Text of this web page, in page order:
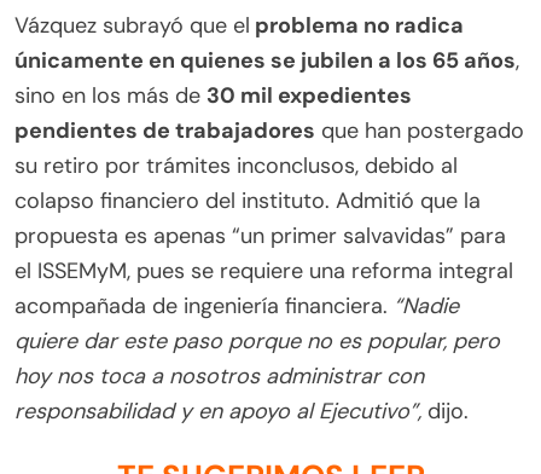
Vázquez subrayó que el problema no radica
únicamente en quienes se jubilen a los 65 años,
sino en los más de 30 mil expedientes
pendientes de trabajadores que han postergado
su retiro por trámites inconclusos, debido al
colapso financiero del instituto. Admitió que la
propuesta es apenas “un primer salvavidas” para
el ISSEMyM, pues se requiere una reforma integral
acompañada de ingeniería financiera. “Nadie
quiere dar este paso porque no es popular, pero
hoy nos toca a nosotros administrar con
responsabilidad y en apoyo al Ejecutivo”, dijo.